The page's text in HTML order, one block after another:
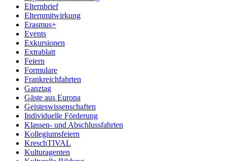
Elternbrief
Elternmitwirkung
Erasmus+
Events
Exkursionen
Extrablatt
Feiern
Formulare
Frankreichfahrten
Ganztag
Gäste aus Europa
Geisteswissenschaften
Individuelle Förderung
Klassen- und Abschlussfahrten
Kollegiumsfeiern
KreschTIVAL
Kulturagenten